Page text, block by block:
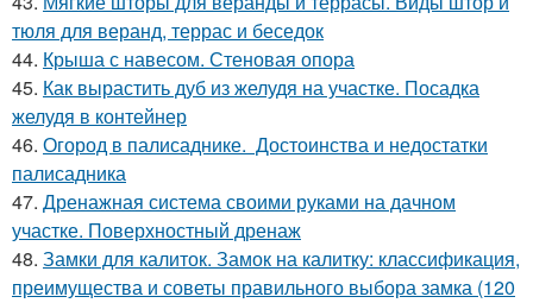
тюля для веранд, террас и беседок
44. Крыша с навесом. Стеновая опора
45. Как вырастить дуб из желудя на участке. Посадка
желудя в контейнер
46. Огород в палисаднике. Достоинства и недостатки
палисадника
47. Дренажная система своими руками на дачном
участке. Поверхностный дренаж
48. Замки для калиток. Замок на калитку: классификация,
преимущества и советы правильного выбора замка (120